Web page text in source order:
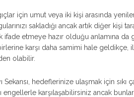
için umut veya iki kişi arasında
sakladığı ancak artık diğer kişi
etmeye hazır olduğu anlamına da
karşı daha samimi hale geldikçe,
olabilir.
hedeflerinize ulaşmak için sıkı
karşılaşabilirsiniz ancak